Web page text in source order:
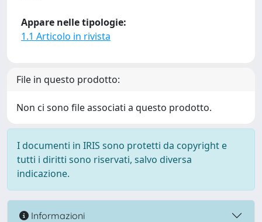
Appare nelle tipologie:
1.1 Articolo in rivista
File in questo prodotto:
Non ci sono file associati a questo prodotto.
I documenti in IRIS sono protetti da copyright e
tutti i diritti sono riservati, salvo diversa
indicazione.
Informazioni